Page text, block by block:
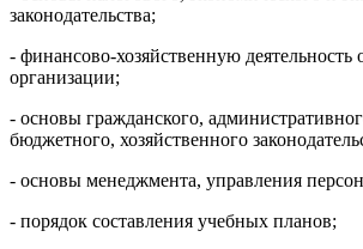
законодательства;
- финансово-хозяйственную деятельность
организации;
- основы гражданского,
бюджетного, хозяйственного
- основы менеджмента, управления
- порядок составления учебных планов;